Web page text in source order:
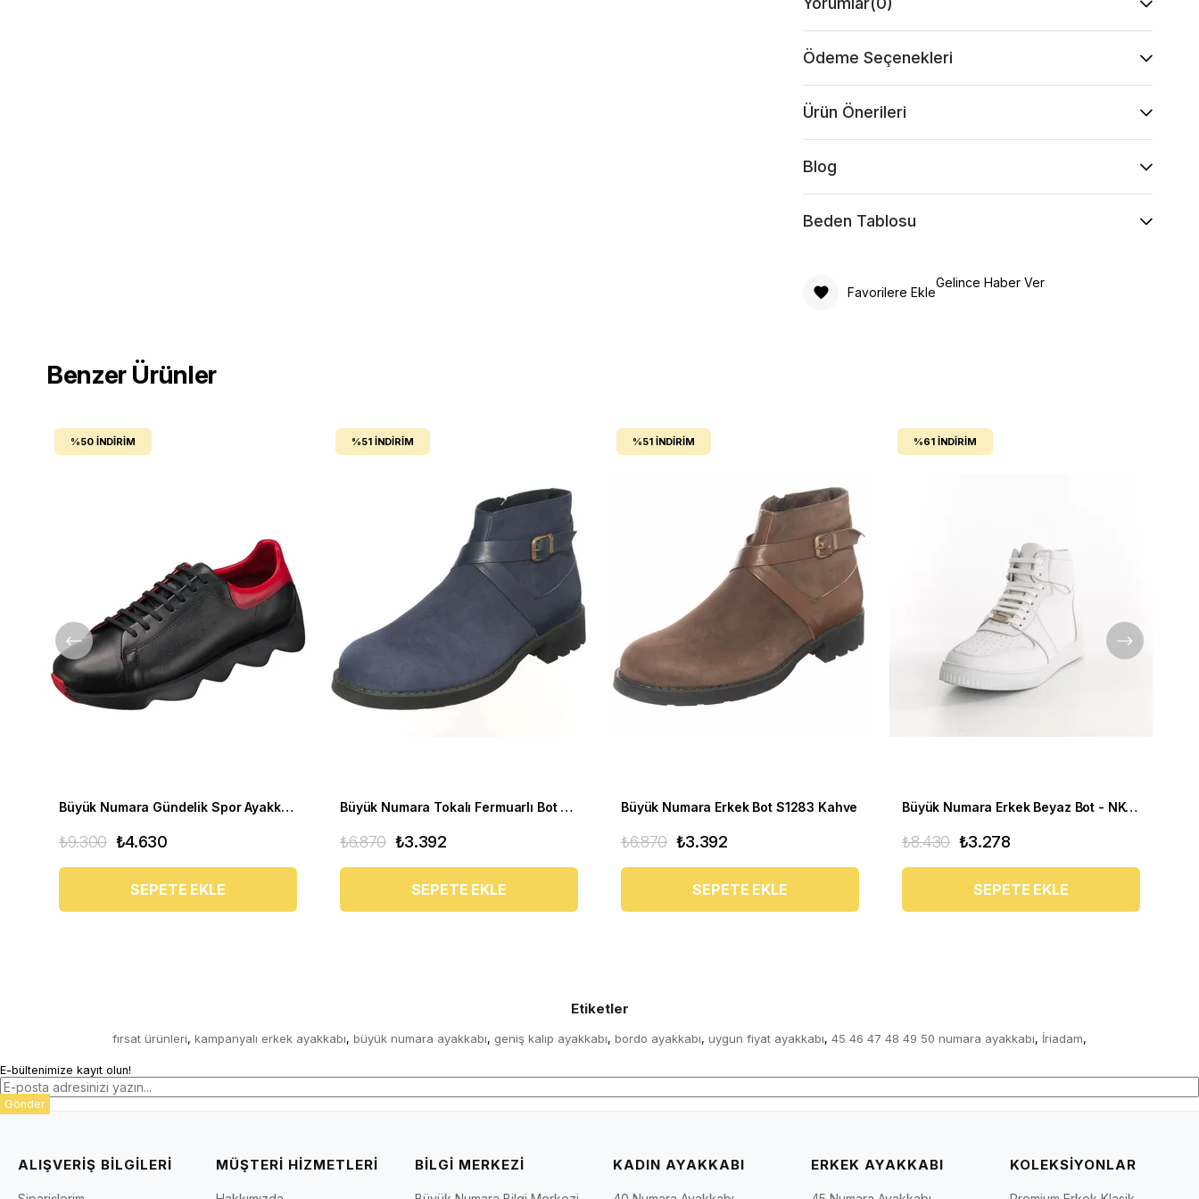
Ödeme Seçenekleri
Ürün Önerileri
Blog
Beden Tablosu
Favorilere Ekle
Gelince Haber Ver
Benzer Ürünler
Büyük Numara Gündelik Spor Ayakkabı - STQUEEN Siyah Kırmızı
₺4.630
₺9.300
SEPETE EKLE
%50 İNDIRIM
Büyük Numara Tokalı Fermuarlı Bot CS623 Lacivert
₺3.392
₺6.870
SEPETE EKLE
%51 İNDIRIM
Büyük Numara Erkek Bot S1283 Kahve
₺3.392
₺6.870
SEPETE EKLE
%51 İNDIRIM
Büyük Numara Erkek Beyaz Bot - NK-B Beyaz
₺3.278
₺8.430
SEPETE EKLE
%61 İNDIRIM
Etiketler
fırsat ürünleri, kampanyalı erkek ayakkabı, büyük numara ayakkabı, geniş kalıp ayakkabı, bordo ayakkabı, uygun fiyat ayakkabı, 45 46 47 48 49 50 numara ayakkabı, İriadam,
E-bültenimize kayıt olun!
Gönder
ALIŞVERİŞ BİLGİLERİ MÜŞTERİ HİZMETLERİ BİLGİ MERKEZİ KADIN AYAKKABI ERKEK AYAKKABI KOLEKSİYONLAR